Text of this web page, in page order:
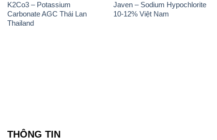
K2Co3 – Potassium
Carbonate AGC Thái Lan
Thailand
Javen – Sodium Hypochlorite
10-12% Việt Nam
THÔNG TIN